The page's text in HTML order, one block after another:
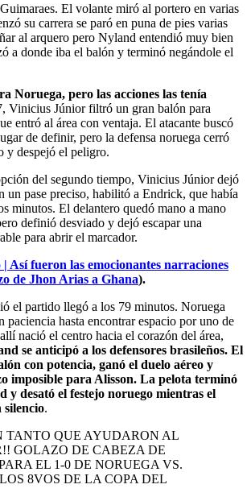
El volante miró al portero en varias
su carrera se paró en puna de pies varias
al arquero pero Nyland entendió muy bien
a donde iba el balón y terminó negándole el
Noruega, pero las acciones las tenía
Vinicius Júnior filtró un gran balón para
entró al área con ventaja. El atacante buscó
de definir, pero la defensa noruega cerró
y despejó el peligro.
del segundo tiempo, Vinicius Júnior dejó
un pase preciso, habilitó a Endrick, que había
minutos. El delantero quedó mano a mano
definió desviado y dejó escapar una
para abrir el marcador.
| Así fueron las emocionantes narraciones
de Jhon Arias a Ghana).
el partido llegó a los 79 minutos. Noruega
paciencia hasta encontrar espacio por uno de
nació el centro hacia el corazón del área,
se anticipó a los defensores brasileños. El
con potencia, ganó el duelo aéreo y
imposible para Alisson. La pelota terminó
y desató el festejo noruego mientras el
silencio.
TANTO QUE AYUDARON AL
GOLAZO DE CABEZA DE
EL 1-0 DE NORUEGA VS.
8VOS DE LA COPA DEL